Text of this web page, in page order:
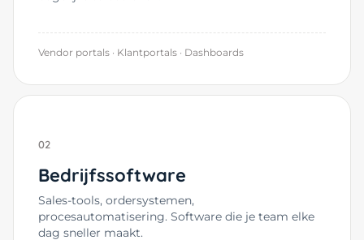
Vendor portals · Klantportals · Dashboards
02
Bedrijfssoftware
Sales-tools, ordersystemen,
procesautomatisering. Software die je team elke
dag sneller maakt.